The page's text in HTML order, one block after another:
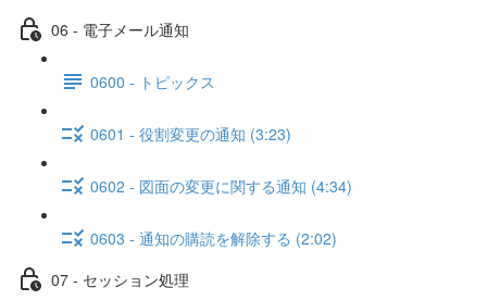
06 - 電子メール通知
0600 - トピックス
0601 - 役割変更の通知 (3:23)
0602 - 図面の変更に関する通知 (4:34)
0603 - 通知の購読を解除する (2:02)
07 - セッション処理